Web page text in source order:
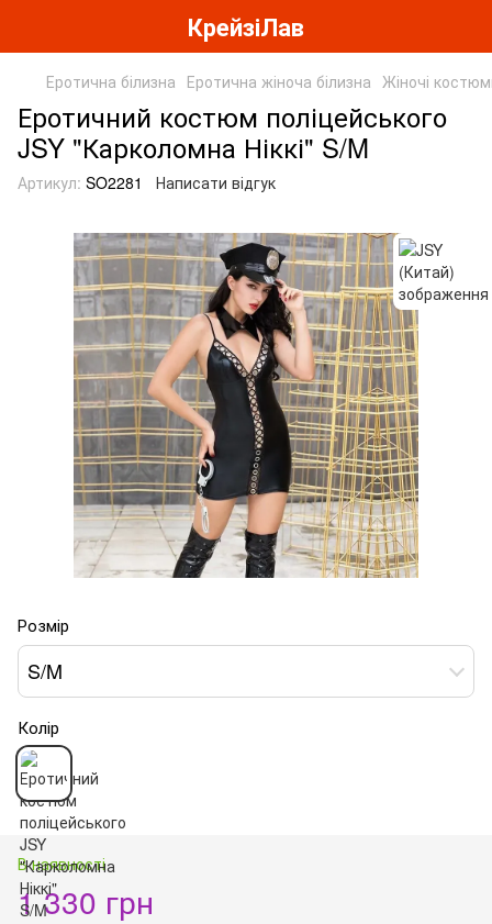
КрейзіЛав
Еротична білизна Еротична жіноча білизна Жіночі
Еротичний костюм поліцейського
JSY "Карколомна Ніккі" S/M
Артикул: SO2281 Написати відгук
Розмір
S/M
Колір
В наявності
1 330 грн